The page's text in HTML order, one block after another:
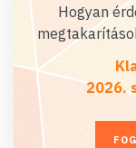
Hogyan
2026.